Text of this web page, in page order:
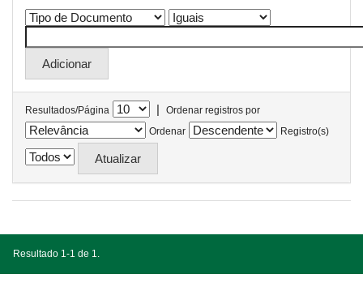
Resultados/Página |
Ordenar registros por
Ordenar
Registro(s)
Resultado 1-1 de 1.